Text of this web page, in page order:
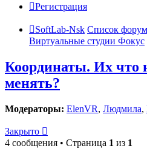
Регистрация
SoftLab-Nsk Список
Виртуальные студии Фокус
Координаты. Их что
менять?
Модераторы: ElenVR, Людмила,
Закрыто
4 сообщения • Страница 1 из 1